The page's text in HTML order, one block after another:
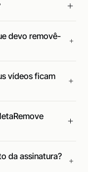
devo removê-
vídeos ficam
da assinatura?